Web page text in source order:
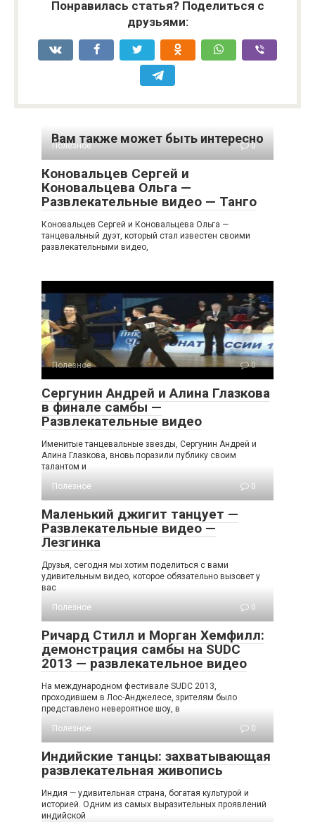
Понравилась статья? Поделиться с
друзьями:
Вам также может быть интересно
Полезное 0
Коновальцев Сергей и
Коновальцева Ольга —
Развлекательные видео — Танго
Коновальцев Сергей и Коновальцева Ольга —
танцевальный дуэт, который стал известен своими
развлекательными видео,
Полезное 0
Сергунин Андрей и Алина Глазкова
в финале самбы —
Развлекательные видео
Именитые танцевальные звезды, Сергунин Андрей и
Алина Глазкова, вновь поразили публику своим
талантом и
Полезное
0
Маленький джигит танцует —
Развлекательные видео —
Лезгинка
Друзья, сегодня мы хотим поделиться с вами
удивительным видео, которое обязательно вызовет у
вас
Полезное
0
Ричард Стилл и Морган Хемфилл:
демонстрация самбы на SUDC
2013 — развлекательное видео
На международном фестивале SUDC 2013,
проходившем в Лос-Анджелесе, зрителям было
представлено невероятное шоу, в
Полезное
0
Индийские танцы: захватывающая
развлекательная живопись
Индия — удивительная страна, богатая культурой и
историей. Одним из самых выразительных проявлений
индийской